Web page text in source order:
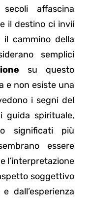
affascina
il destino ci invii
cammino della
semplici
su questo
e non esiste una
i segni del
guida spirituale,
significati più
essere
l’interpretazione
soggettivo
dall’esperienza